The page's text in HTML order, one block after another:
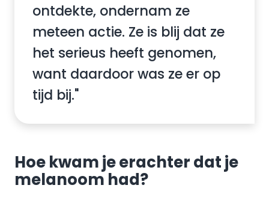
ontdekte, ondernam ze
meteen actie. Ze is blij dat ze
het serieus heeft genomen,
want daardoor was ze er op
tijd bij."
Hoe kwam je erachter dat je
melanoom had?